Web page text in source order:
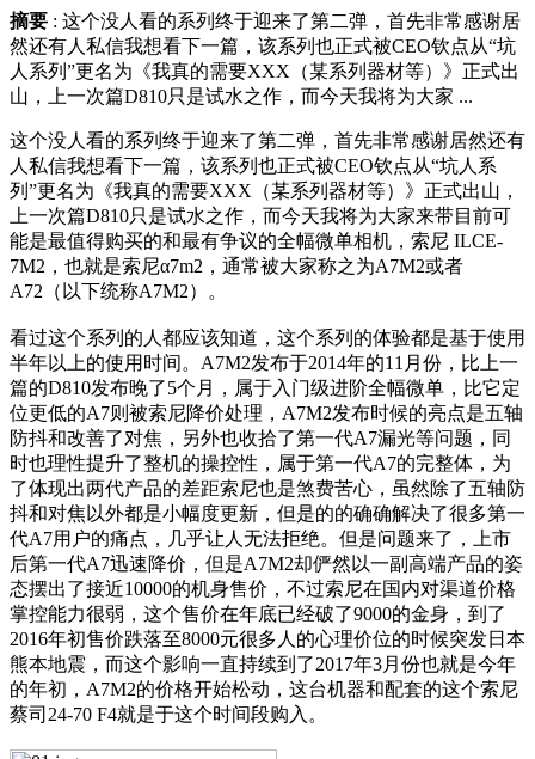
摘要 : 这个没人看的系列终于迎来了第二弹，首先非常感谢居
然还有人私信我想看下一篇，该系列也正式被CEO钦点从“坑
人系列”更名为《我真的需要XXX（某系列器材等）》正式出
山，上一次篇D810只是试水之作，而今天我将为大家 ...
这个没人看的系列终于迎来了第二弹，首先非常感谢居然还有
人私信我想看下一篇，该系列也正式被CEO钦点从“坑人系
列”更名为《我真的需要XXX（某系列器材等）》正式出山，
上一次篇D810只是试水之作，而今天我将为大家来带目前可
能是最值得购买的和最有争议的全幅微单相机，索尼 ILCE-
7M2，也就是索尼α7m2，通常被大家称之为A7M2或者
A72（以下统称A7M2）。
看过这个系列的人都应该知道，这个系列的体验都是基于使用
半年以上的使用时间。A7M2发布于2014年的11月份，比上一
篇的D810发布晚了5个月，属于入门级进阶全幅微单，比它定
位更低的A7则被索尼降价处理，A7M2发布时候的亮点是五轴
防抖和改善了对焦，另外也收拾了第一代A7漏光等问题，同
时也理性提升了整机的操控性，属于第一代A7的完整体，为
了体现出两代产品的差距索尼也是煞费苦心，虽然除了五轴防
抖和对焦以外都是小幅度更新，但是的的确确解决了很多第一
代A7用户的痛点，几乎让人无法拒绝。但是问题来了，上市
后第一代A7迅速降价，但是A7M2却俨然以一副高端产品的姿
态摆出了接近10000的机身售价，不过索尼在国内对渠道价格
掌控能力很弱，这个售价在年底已经破了9000的金身，到了
2016年初售价跌落至8000元很多人的心理价位的时候突发日本
熊本地震，而这个影响一直持续到了2017年3月份也就是今年
的年初，A7M2的价格开始松动，这台机器和配套的这个索尼
蔡司24-70 F4就是于这个时间段购入。